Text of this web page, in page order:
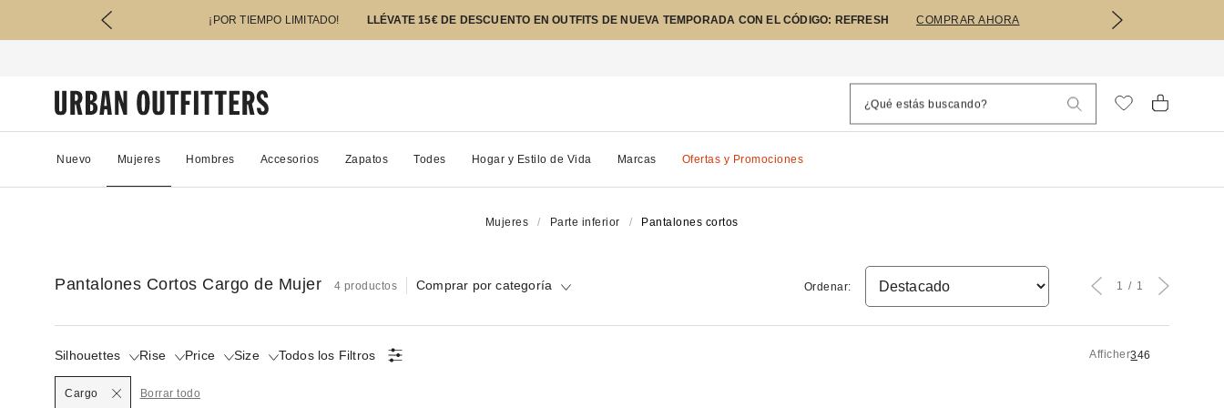
¡POR TIEMPO LIMITADO! LLÉVATE 15€ DE DESCUENTO EN OUTFITS DE NUEVA TEMPORADA CON EL CÓDIGO: REFRESH COMPRAR AHORA
Nuevo Mujeres Hombres Accesorios Zapatos Todes Hogar y Estilo de Vida Marcas Ofertas y Promociones
Mujeres Parte inferior Pantalones cortos
Pantalones Cortos Cargo de Mujer 4 productos Comprar por categoría
Silhouettes
Seleccionado Rise Price Size Todos los Filtros Afficher346
Cargo Borrar todo
Ordenar: 1 1